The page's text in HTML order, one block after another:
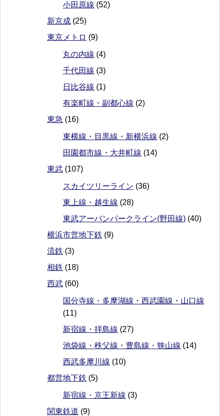
小田原線 (52)
新京成 (25)
東京メトロ (9)
丸の内線 (4)
千代田線 (3)
日比谷線 (1)
有楽町線・副都心線 (2)
東急 (16)
東横線・目黒線・新横浜線 (2)
田園都市線・大井町線 (14)
東武 (107)
スカイツリーライン (36)
東上線・越生線 (28)
東武アーバンパークライン(野田線) (40)
横浜市営地下鉄 (9)
流鉄 (3)
相鉄 (18)
西武 (60)
国分寺線・多摩湖線・西武園線・山口線
(11)
新宿線・拝島線 (27)
池袋線・秩父線・豊島線・狭山線 (14)
西武多摩川線 (10)
都営地下鉄 (5)
新宿線・京王新線 (3)
関東鉄道 (9)